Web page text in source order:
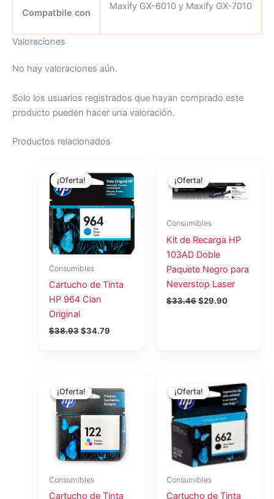
Compatbile con
Maxify GX-6010 y Maxify GX-7010
Valoraciones
No hay valoraciones aún.
Solo los usuarios registrados que hayan comprado este
producto pueden hacer una valoración.
Productos relacionados
¡Oferta!
¡Oferta!
Consumibles
Cartucho de Tinta
HP 964 Cian
Original
$38.93
precio
original
$38.93.
$34.79
precio
actual
es:
$34.79.
¡Oferta!
¡Oferta!
Consumibles
Kit de Recarga HP
103AD Doble
Paquete Negro para
Neverstop Laser
$33.46
precio
original
era:
$29.90
actual
es:
¡Oferta!
¡Oferta!
Consumibles
Cartucho de Tinta
precio
original
era:
$29.30.
precio
actual
es:
$26.05.
¡Oferta!
¡Oferta!
Consumibles
Cartucho de Tinta
precio
original
era:
$19.94.
precio
actual
es:
$17.73.